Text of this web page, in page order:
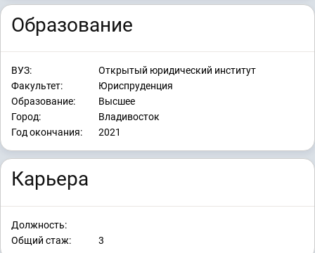
Образование
ВУЗ:
Открытый юридический институт
Факультет:
Юриспруденция
Образование:
Высшее
Город:
Владивосток
Год окончания:
2021
Карьера
Должность:
Общий стаж:
3